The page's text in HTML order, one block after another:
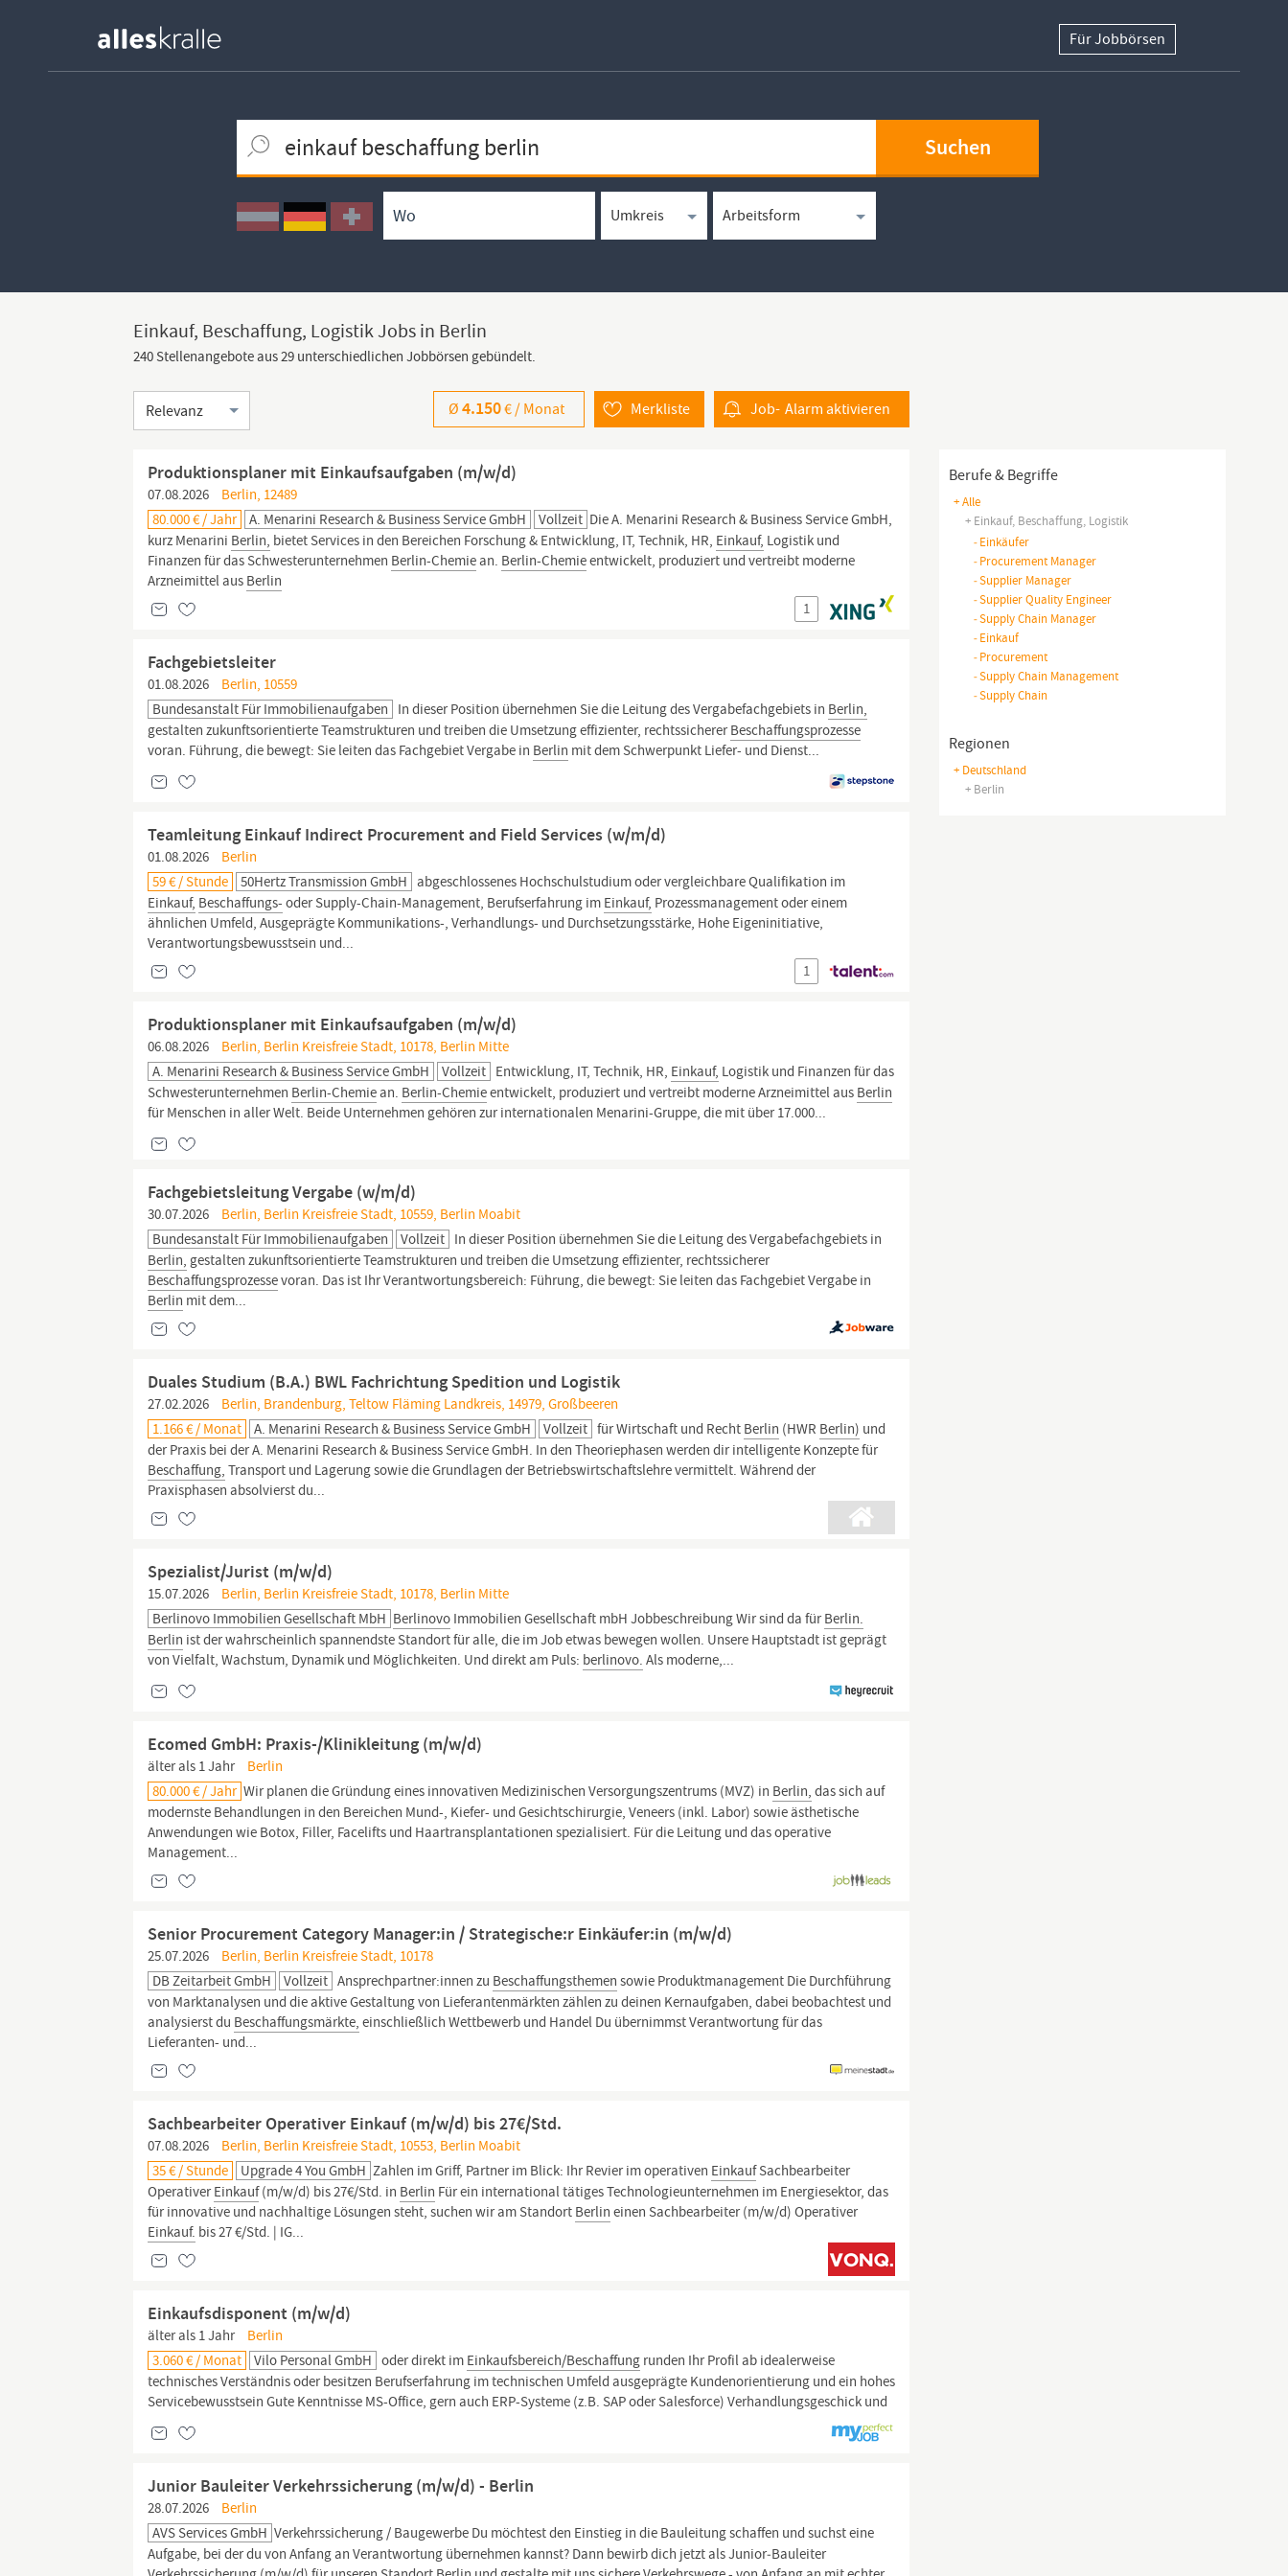
Für Jobbörsen
Ortssuche
Umkreissuche
Arbeitsform
Berufe & Begriffe
+ Alle
+ Einkauf, Beschaffung, Logistik
-Einkäufer
-Procurement Manager
-Supplier Manager
-Supplier Quality Engineer
-Supply Chain Manager
-Einkauf
-Procurement
-Supply Chain Management
-Supply Chain
Regionen
+ Deutschland
+ Berlin
Einkauf, Beschaffung, Logistik Jobs in Berlin
240 Stellenangebote aus 29 unterschiedlichen Jobbörsen gebündelt.
Sortierung Job- Alarmaktivieren
Merkliste
Ø4.150€ / Monat
Produktionsplaner mit Einkaufsaufgaben (m/w/d)
07.08.2026
Berlin, 12489
80.000 € / Jahr
A. Menarini Research & Business Service GmbH Vollzeit Die A. Menarini Research & Business Service GmbH,
kurz Menarini Berlin, bietet Services in den Bereichen Forschung & Entwicklung, IT, Technik, HR, Einkauf, Logistik und
Finanzen für das Schwesterunternehmen Berlin-Chemiean. Berlin-Chemieentwickelt, produziert und vertreibt moderne
Arzneimittel aus Berlin
1
Fachgebietsleiter
01.08.2026
Berlin, 10559
Bundesanstalt Für Immobilienaufgaben In dieser Position übernehmen Sie die Leitung des Vergabe­fachgebiets in Berlin,
gestalten zukunfts­orientierte Teamstrukturen und treiben die Umsetzung effizienter, rechtssichererBeschaffungs­prozesse
voran. Führung, die bewegt: Sie leiten das Fachgebiet Vergabe in Berlin mit dem Schwerpunkt Liefer- und Dienst...
Teamleitung Einkauf Indirect Procurement and Field Services (w/m/d)
01.08.2026
Berlin
59 € / Stunde
50Hertz Transmission GmbH abgeschlossenes Hochschulstudium oder vergleichbare Qualifikation im
Einkauf, Beschaffungs- oder Supply-Chain-Management, Berufserfahrung im Einkauf, Prozessmanagement oder einem
ähnlichen Umfeld, Ausgeprägte Kommunikations-, Verhandlungs- und Durchsetzungsstärke, Hohe Eigeninitiative,
Verantwortungsbewusstsein und...
1
Produktionsplaner mit Einkaufsaufgaben (m/w/d)
06.08.2026
Berlin, Berlin Kreisfreie Stadt, 10178, Berlin Mitte
A. Menarini Research & Business Service GmbH
Vollzeit Entwicklung, IT, Technik, HR, Einkauf, Logistik und Finanzen für das
Schwesterunternehmen Berlin-Chemiean. Berlin-Chemieentwickelt, produziert und vertreibt moderne Arzneimittel aus Berlin
für Menschen in aller Welt. Beide Unternehmen gehören zur internationalen Menarini-Gruppe, die mit über 17.000...
Fachgebietsleitung Vergabe (w/m/d)
30.07.2026
Berlin, Berlin Kreisfreie Stadt, 10559, Berlin Moabit
Bundesanstalt Für Immobilienaufgaben
Vollzeit In dieser Position übernehmen Sie die Leitung des Vergabefachgebiets in
Berlin, gestalten zukunftsorientierte Teamstrukturen und treiben die Umsetzung effizienter, rechtssicherer
Beschaffungsprozessevoran. Das ist Ihr Verantwortungsbereich: Führung, die bewegt: Sie leiten das Fachgebiet Vergabe in
Berlin mit dem...
Duales Studium (B.A.) BWL Fachrichtung Spedition und Logistik
27.02.2026
Berlin, Brandenburg, Teltow Fläming Landkreis, 14979, Großbeeren
1.166 € / Monat
A. Menarini Research & Business Service GmbH Vollzeit für Wirtschaft und Recht Berlin (HWR Berlin) und
der Praxis bei der A. Menarini Research & Business Service GmbH. In den Theoriephasen werden dir intelligente Konzepte für
Beschaffung, Transport und Lagerung sowie die Grundlagen der Betriebswirtschaftslehre vermittelt. Während der
Praxisphasen absolvierst du...
Spezialist/Jurist (m/w/d)
15.07.2026
Berlin, Berlin Kreisfreie Stadt, 10178, Berlin Mitte
Berlinovo Immobilien Gesellschaft MbH Berlinovo Immobilien Gesellschaft mbH Jobbeschreibung Wir sind da fürBerlin.
Berlin ist der wahrscheinlich spannendste Standort für alle, die im Job etwas bewegen wollen. Unsere Hauptstadt ist geprägt
von Vielfalt, Wachstum, Dynamik und Möglichkeiten. Und direkt am Puls: berlinovo. Als moderne,...
Ecomed GmbH: Praxis-/Klinikleitung (m/w/d)
älter als 1 Jahr
Berlin
80.000 € / Jahr Wir planen die Gründung eines innovativen Medizinischen Versorgungszentrums (MVZ) in Berlin, das sich auf
modernste Behandlungen in den Bereichen Mund-, Kiefer- und Gesichtschirurgie, Veneers (inkl. Labor) sowie ästhetische
Anwendungen wie Botox, Filler, Facelifts und Haartransplantationen spezialisiert. Für die Leitung und das operative
Management...
Senior Procurement Category Manager:in / Strategische:r Einkäufer:in (m/w/d)
25.07.2026
Berlin, Berlin Kreisfreie Stadt, 10178
DB Zeitarbeit GmbH
Vollzeit Ansprechpartner:innen zu Beschaffungsthemen sowie Produktmanagement Die Durchführung
von Marktanalysen und die aktive Gestaltung von Lieferantenmärkten zählen zu deinen Kernaufgaben, dabei beobachtest und
analysierst du Beschaffungsmärkte, einschließlich Wettbewerb und Handel Du übernimmst Verantwortung für das
Lieferanten- und...
Sachbearbeiter Operativer Einkauf (m/w/d) bis 27€/Std.
07.08.2026
Berlin, Berlin Kreisfreie Stadt, 10553, Berlin Moabit
35 € / Stunde
Upgrade 4 You GmbH Zahlen im Griff, Partner im Blick: Ihr Revier im operativen EinkaufSachbearbeiter
OperativerEinkauf(m/w/d) bis 27€/Std. in Berlin Für ein international tätiges Technologieunternehmen im Energiesektor, das
für innovative und nachhaltige Lösungen steht, suchen wir am Standort Berlin einen Sachbearbeiter (m/w/d) Operativer
Einkauf. bis 27 €/Std. | IG...
Einkaufsdisponent (m/w/d)
älter als 1 Jahr
Berlin
3.060 € / Monat
Vilo Personal GmbH oder direkt im Einkaufsbereich/Beschaffung runden Ihr Profil ab idealerweise
technisches Verständnis oder besitzen Berufserfahrung im technischen Umfeld ausgeprägte Kundenorientierung und ein hohes
Servicebewusstsein Gute Kenntnisse MS-Office, gern auch ERP-Systeme (z.B. SAP oder Salesforce) Verhandlungsgeschick und
Junior Bauleiter Verkehrssicherung (m/w/d) - Berlin
28.07.2026
Berlin
AVS Services GmbH Verkehrssicherung / Baugewerbe Du möchtest den Einstieg in die Bauleitung schaffen und suchst eine
Aufgabe, bei der du von Anfang an Verantwortung übernehmen kannst? Dann bewirb dich jetzt als Junior‑Bauleiter